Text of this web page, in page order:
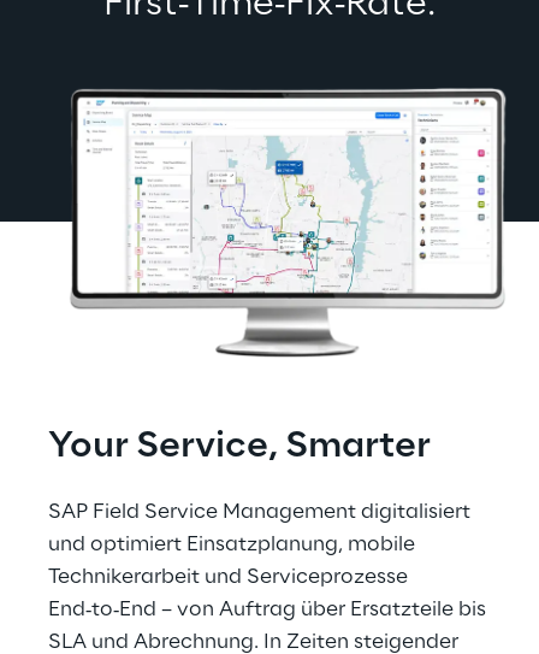
Your Service, Smarter
SAP Field Service Management digitalisiert
und optimiert Einsatzplanung, mobile
Technikerarbeit und Serviceprozesse
End‑to‑End – von Auftrag über Ersatzteile bis
SLA und Abrechnung. In Zeiten steigender